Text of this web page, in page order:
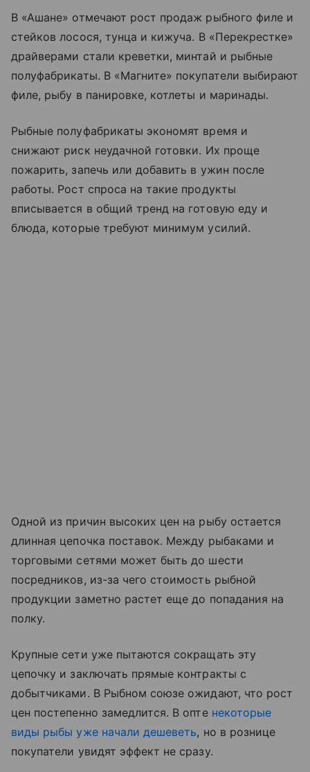
В «Ашане» отмечают рост продаж рыбного филе и
стейков лосося, тунца и кижуча. В «Перекрестке»
драйверами стали креветки, минтай и рыбные
полуфабрикаты. В «Магните» покупатели выбирают
филе, рыбу в панировке, котлеты и маринады.
Рыбные полуфабрикаты экономят время и
снижают риск неудачной готовки. Их проще
пожарить, запечь или добавить в ужин после
работы. Рост спроса на такие продукты
вписывается в общий тренд на готовую еду и
блюда, которые требуют минимум усилий.
Одной из причин высоких цен на рыбу остается
длинная цепочка поставок. Между рыбаками и
торговыми сетями может быть до шести
посредников, из-за чего стоимость рыбной
продукции заметно растет еще до попадания на
полку.
Крупные сети уже пытаются сокращать эту
цепочку и заключать прямые контракты с
добытчиками. В Рыбном союзе ожидают, что рост
цен постепенно замедлится. В опте некоторые
виды рыбы уже начали дешеветь, но в рознице
покупатели увидят эффект не сразу.